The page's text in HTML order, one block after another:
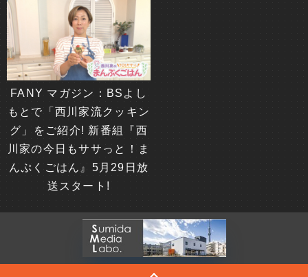
FANY マガジン：BSよし
もとで「西川家流クッキン
グ」をご紹介! 新番組『西
川家の今日もササっと！ま
んぷくごはん』5月29日放
送スタート!